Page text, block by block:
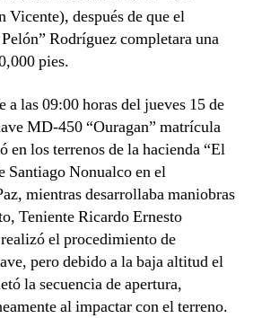
Vicente), después de que el
Rodríguez completara una
pies.
las 09:00 horas del jueves 15 de
MD-450 “Ouragan” matrícula
en los terrenos de la hacienda “El
Santiago Nonualco en el
mientras desarrollaba maniobras
Teniente Ricardo Ernesto
el procedimiento de
pero debido a la baja altitud el
la secuencia de apertura,
al impactar con el terreno.